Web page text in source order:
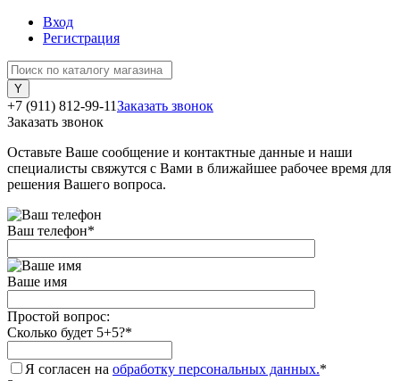
Вход
Регистрация
+7 (911) 812-99-11Заказать звонок
Заказать звонок
Оставьте Ваше сообщение и контактные данные и наши
специалисты свяжутся с Вами в ближайшее рабочее время для
решения Вашего вопроса.
Ваш телефон*
Ваше имя
Простой вопрос:
Сколько будет 5+5?*
Я согласен на обработку персональных данных.*